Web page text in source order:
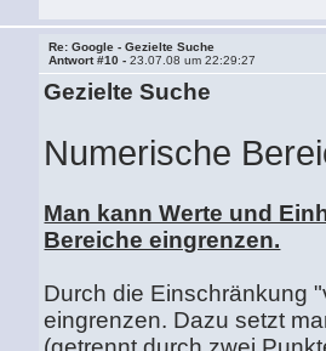
Re: Google - Gezielte Suche
Antwort #10 -23.07.08 um 22:29:27
Gezielte Suche
Numerische
Man kann Werte und
Bereiche eingrenzen.
Durch die Einschränkung
eingrenzen. Dazu setzt